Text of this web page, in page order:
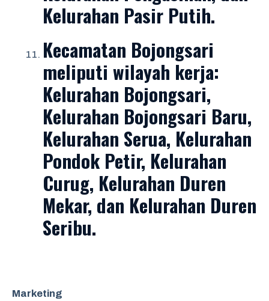
Kelurahan Pasir Putih.
Kecamatan Bojongsari
meliputi wilayah kerja:
Kelurahan Bojongsari,
Kelurahan Bojongsari Baru,
Kelurahan Serua, Kelurahan
Pondok Petir, Kelurahan
Curug, Kelurahan Duren
Mekar, dan Kelurahan Duren
Seribu.
Marketing